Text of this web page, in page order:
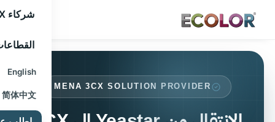
شركاء 3CX
English
简体中文
MENA 3CX SOLUTION PROVIDER